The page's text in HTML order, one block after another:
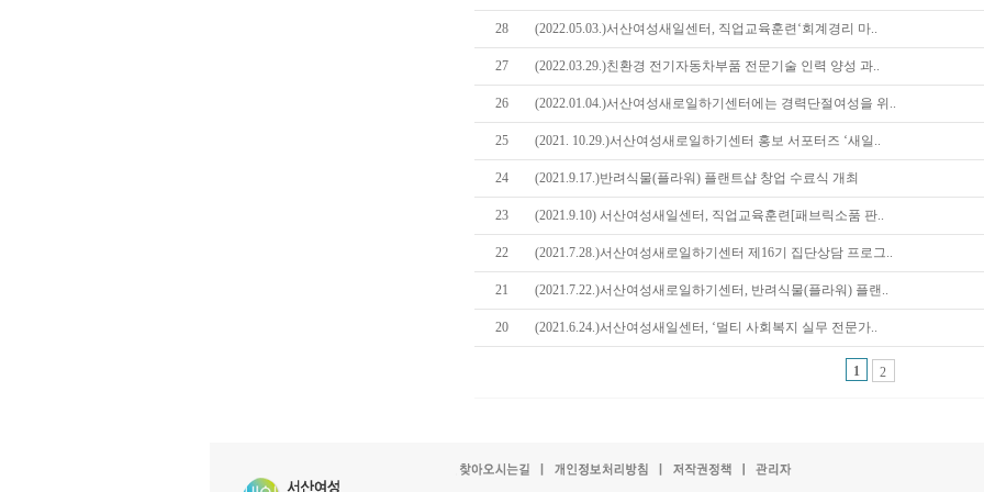
28 (2022.05.03.)서산여성새일센터, 직업교육훈련‘회계경리 마..
27 (2022.03.29.)친환경 전기자동차부품 전문기술 인력 양성 과..
26 (2022.01.04.)서산여성새로일하기센터에는 경력단절여성을 위..
25 (2021. 10.29.)서산여성새로일하기센터 홍보 서포터즈 ‘새일..
24 (2021.9.17.)반려식물(플라워) 플랜트샵 창업 수료식 개최
23 (2021.9.10) 서산여성새일센터, 직업교육훈련[패브릭소품 판..
22 (2021.7.28.)서산여성새로일하기센터 제16기 집단상담 프로그..
21 (2021.7.22.)서산여성새로일하기센터, 반려식물(플라워) 플랜..
20 (2021.6.24.)서산여성새일센터, ‘멀티 사회복지 실무 전문가..
1 2